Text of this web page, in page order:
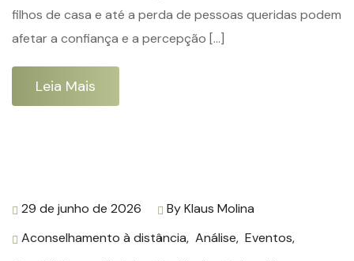
filhos de casa e até a perda de pessoas queridas podem
afetar a confiança e a percepção […]
Leia Mais
29 de junho de 2026 ByKlaus Molina
Aconselhamento à distância, Análise, Eventos,